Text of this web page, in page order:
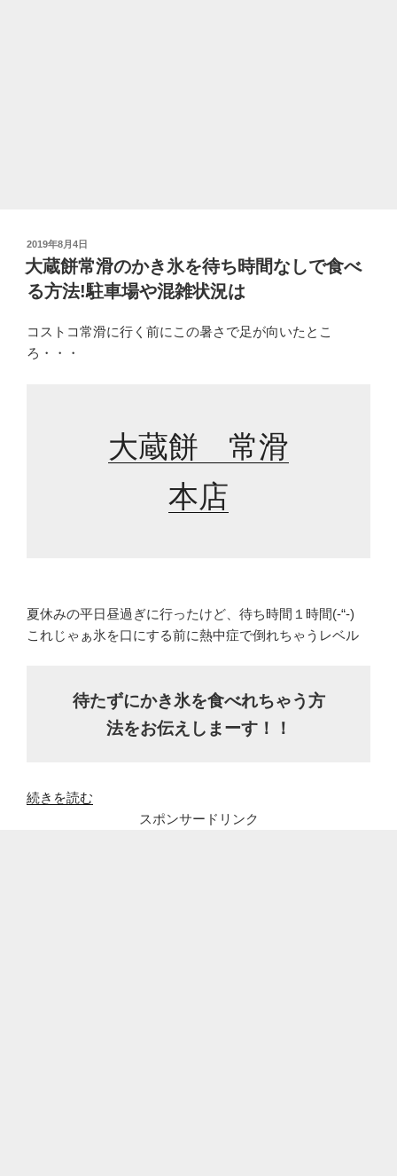
投
稿
日:
2019年8月4日
大蔵餅常滑のかき氷を待ち時間なしで食べ
る方法!駐車場や混雑状況は
コストコ常滑に行く前にこの暑さで足が向いたとこ
ろ・・・
大蔵餅 常滑
本店
夏休みの平日昼過ぎに行ったけど、待ち時間１時間(-“-)
これじゃぁ氷を口にする前に熱中症で倒れちゃうレベル
待たずにかき氷を食べれちゃう方
法をお伝えしまーす！！
“大
続きを読む
スポンサードリンク